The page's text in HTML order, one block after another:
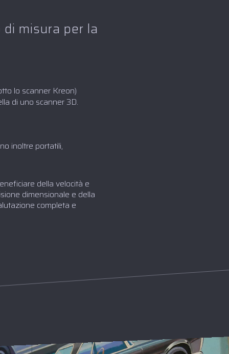
misura per la
lo scanner Kreon)
di uno scanner 3D.
inoltre portatili,
della velocità e
dimensionale e della
completa e